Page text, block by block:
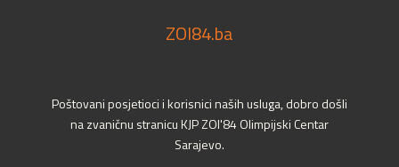
ZOI84.ba
Poštovani posjetioci i korisnici naših usluga, dobro došli
na zvaničnu stranicu KJP ZOI'84 Olimpijski Centar
Sarajevo.